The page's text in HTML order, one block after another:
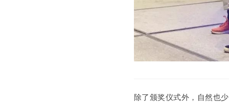
除了颁奖仪式外，自然也